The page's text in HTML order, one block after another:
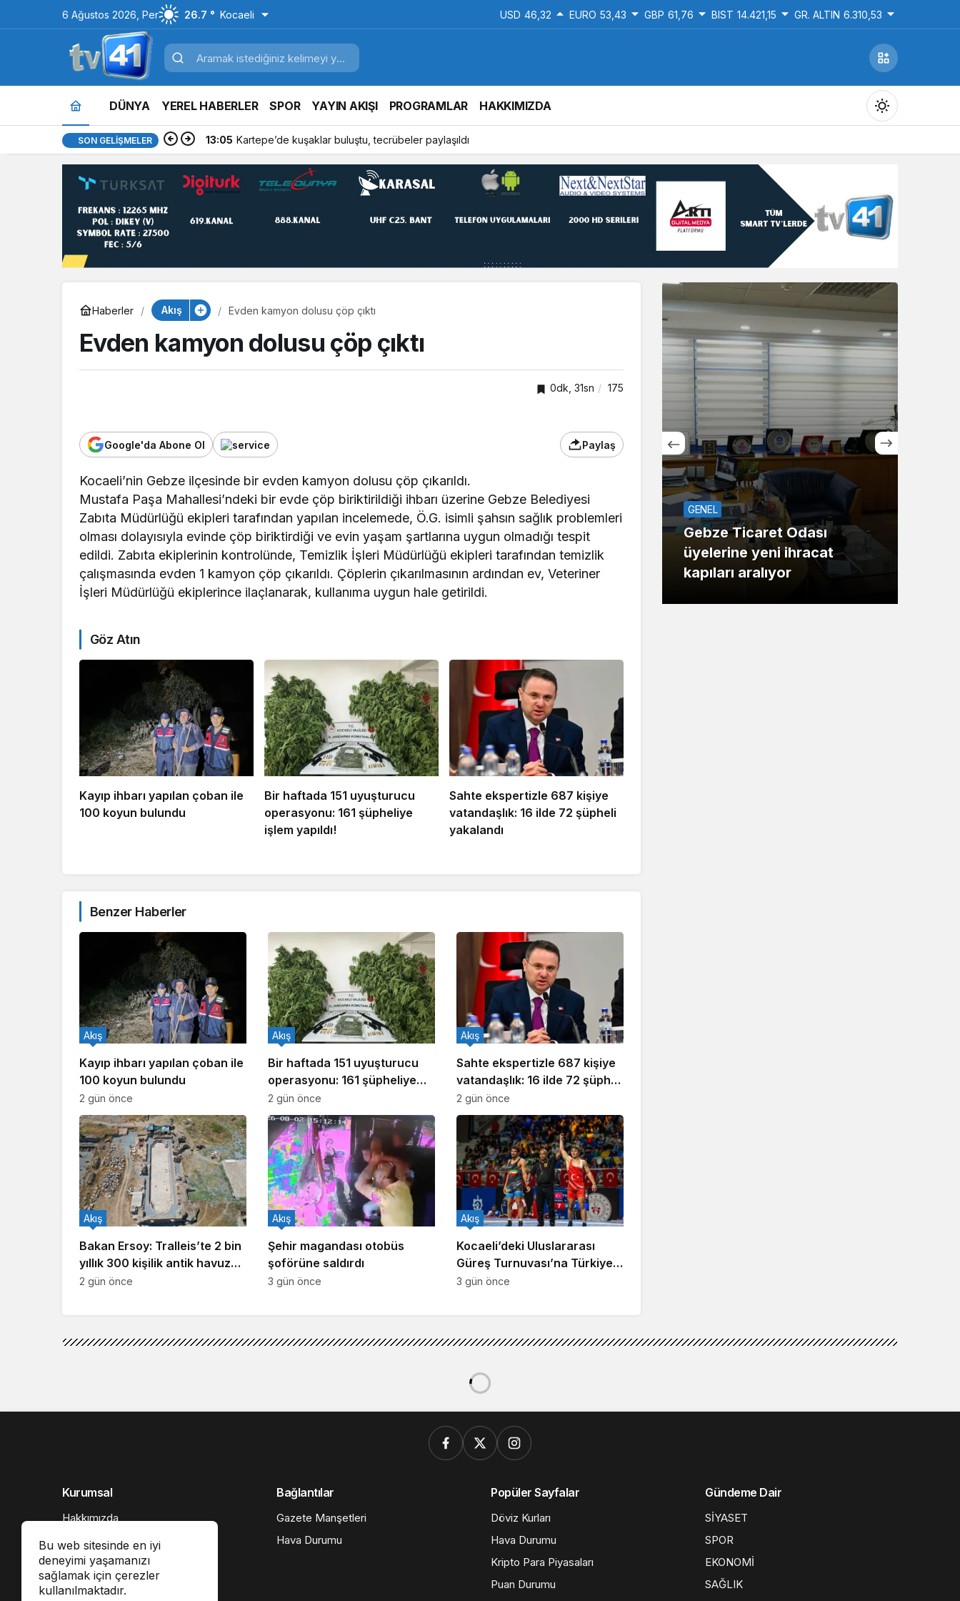
6 Ağustos 2026, Per 26.7 ° Kocaeli USD 46,32 EURO 53,43 GBP 61,76 BIST 14.421,15 GR. ALTIN 6.310,53
DÜNYA YEREL HABERLER SPOR YAYIN AKIŞI PROGRAMLAR HAKKIMIZDA
Gündüz Modu
Gündüz modunu seçin.
Gece modunu seçin.
Sistem Modu
Sistem modunu seçin.
SON GELIŞMELER 13:05 Kartepe’de kuşaklar buluştu, tecrübeler paylaşıldı
Haberler Akış Evden kamyon dolusu çöp çıktı
Evden kamyon dolusu çöp çıktı
0dk, 31sn 175
Google'da Abone Ol Paylaş
Kocaeli’nin Gebze ilçesinde bir evden kamyon dolusu çöp çıkarıldı.
Mustafa Paşa Mahallesi’ndeki bir evde çöp biriktirildiği ihbarı üzerine Gebze Belediyesi
Zabıta Müdürlüğü ekipleri tarafından yapılan incelemede, Ö.G. isimli şahsın sağlık problemleri
olması dolayısıyla evinde çöp biriktirdiği ve evin yaşam şartlarına uygun olmadığı tespit
edildi. Zabıta ekiplerinin kontrolünde, Temizlik İşleri Müdürlüğü ekipleri tarafından temizlik
çalışmasında evden 1 kamyon çöp çıkarıldı. Çöplerin çıkarılmasının ardından ev, Veteriner
İşleri Müdürlüğü ekiplerince ilaçlanarak, kullanıma uygun hale getirildi.
Göz Atın
Kayıp ihbarı yapılan çoban ile
100 koyun bulundu
Bir haftada 151 uyuşturucu
operasyonu: 161 şüpheliye
işlem yapıldı!
Sahte ekspertizle 687 kişiye
vatandaşlık: 16 ilde 72 şüpheli
yakalandı
Benzer Haberler
Kayıp ihbarı yapılan çoban ile
100 koyun bulundu
Akış
2 gün önce
Bir haftada 151 uyuşturucu
operasyonu: 161 şüpheliye
işlem yapıldı!
Akış
2 gün önce
Sahte ekspertizle 687 kişiye
vatandaşlık: 16 ilde 72 şüpheli
yakalandı
Akış
2 gün önce
Bakan Ersoy: Tralleis’te 2 bin
yıllık 300 kişilik antik havuz
gün yüzüne çıkarıldı
Akış
2 gün önce
Şehir magandası otobüs
şoförüne saldırdı
Akış
3 gün önce
Kocaeli’deki Uluslararası
Güreş Turnuvası’na Türkiye
damgası
Akış
3 gün önce
ASAYİŞ
Kocaeli Emniyeti’nden
aranan şahıslara yönelik
operasyon: İki hükümlü
yakalandı
Kartepe’de kuşaklar
buluştu, tecrübeler
paylaşıldı
GENEL
Gebze Ticaret Odası
üyelerine yeni ihracat
kapıları aralıyor
Bu web sitesinde en iyi
deneyimi yaşamanızı
sağlamak için çerezler
kullanılmaktadır.
Kurumsal
Hakkımızda
İletişim
Künye
Gizlilik politikası
Bağlantılar
Gazete Manşetleri
Hava Durumu
Popüler Sayfalar
Döviz Kurları
Hava Durumu
Kripto Para Piyasaları
Puan Durumu
Gündeme Dair
SİYASET
SPOR
EKONOMİ
SAĞLIK